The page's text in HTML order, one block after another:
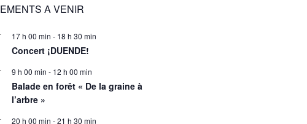
A VENIR
17 h 00 min - 18 h 30 min
Concert ¡DUENDE!
9 h 00 min - 12 h 00 min
Balade en forêt « De la graine à
l’arbre »
20 h 00 min -21 h 30 min